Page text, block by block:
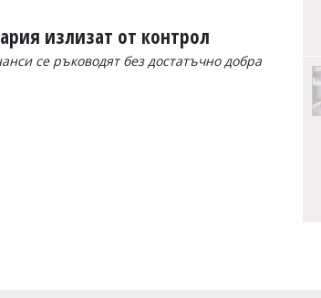
излизат от контрол
се ръководят без достатъчно добра